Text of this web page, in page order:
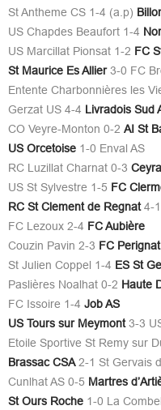
St Antheme CS 1-4 (a.p)
US Chapdes Beaufort 1-4
US Marcillat Pionsat 1-2 FC
St Maurice Es Allier3-0 FC
Entente Charbonnières les
Gerzat US 4-4 Livradois Sud
CO Veyre-Monton 0-2 AI St
US Orcetoise1-0 Enval AS
RC Luzillat Charnat 0-3
US St Sylvestre 1-5 FC
RC St Clement de Regnat4-1
FC Lezoux 2-4 FC Aubière
Couzin Pavin 2-3 FC Perignat
St Julien Coppel 1-4 ES St
Paslières Noalhat 0-2 Haute
FC Issoire 1-4 Job AS
US Tours sur Meymont3-3
Etoile Sportive St Remy sur
Brassac CSA2-1 St Gervais
Cunlhat AS 0-5 Martres
St Ours Roche1-0 La